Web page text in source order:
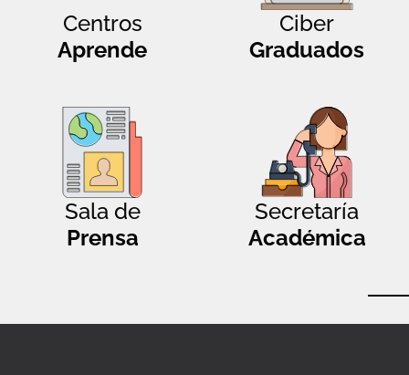
Centros
Aprende
Ciber
Graduados
Sala de
Prensa
Secretaría
Académica